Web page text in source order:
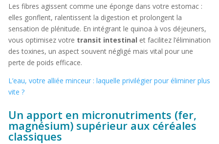
Les fibres agissent comme une éponge dans votre estomac :
elles gonflent, ralentissent la digestion et prolongent la
sensation de plénitude. En intégrant le quinoa à vos déjeuners,
vous optimisez votre transit intestinal et facilitez l’élimination
des toxines, un aspect souvent négligé mais vital pour une
perte de poids efficace.
L’eau, votre alliée minceur : laquelle privilégier pour éliminer plus
vite ?
Un apport en micronutriments (fer,
magnésium) supérieur aux céréales
classiques